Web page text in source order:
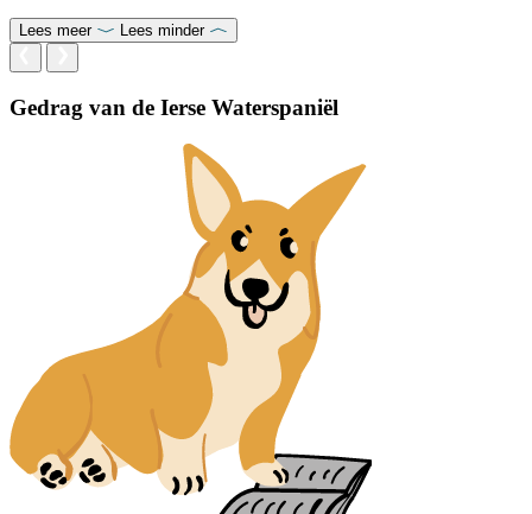
Lees meer Lees minder
Gedrag van de Ierse Waterspaniël